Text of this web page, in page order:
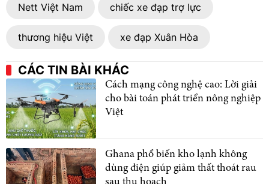
Nett Việt Nam chiếc xe đạp trợ lực
thương hiệu Việt xe đạp Xuân Hòa
CÁC TIN BÀI KHÁC
Cách mạng công nghệ cao: Lời giải
cho bài toán phát triển nông nghiệp
Việt
Ghana phổ biến kho lạnh không
dùng điện giúp giảm thất thoát rau